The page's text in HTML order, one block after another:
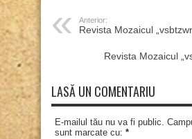
Anterior:
Revista Mozaicul
Revista Mozaicul
LASĂ UN COMENTARIU
E-mailul tău nu va fi public.
sunt marcate cu: *